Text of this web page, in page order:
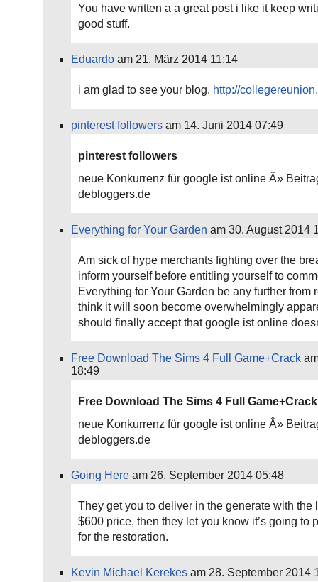
You have written a a great post i like it keep
good stuff.
Eduardo am 21. März 2014 11:14
i am glad to see your blog. http://
pinterest followers am 14. Juni 2014 07:49
pinterest followers
neue Konkurrenz für google ist online Â»
debloggers.de
Everything for Your Garden am 30. August 2014
Am sick of hype merchants fighting over the
inform yourself before entitling yourself to
Everything for Your Garden be any further from
think it will soon become overwhelmingly
should finally accept that google ist online
Free Download The Sims 4 Full Game+Crack
18:49
Free Download The Sims 4 Full Game+Crack
neue Konkurrenz für google ist online Â»
debloggers.de
Going Here am 26. September 2014 05:48
They get you to deliver in the generate with the
$600 price, then they let you know it’s going to
for the restoration.
Kevin Michael Kerekes am 28. September 2014